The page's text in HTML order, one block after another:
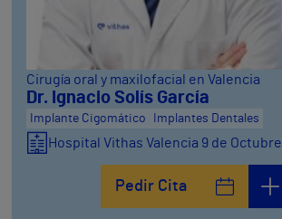
Cirugía oral y maxilofacial en Valencia
Dr. Ignacio Solís García
Implante Cigomático Implantes Dentales
Hospital Vithas Valencia 9 de Octubre
Pedir Cita